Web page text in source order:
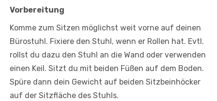
Vorbereitung
Komme zum Sitzen möglichst weit vorne auf deinen
Bürostuhl. Fixiere den Stuhl, wenn er Rollen hat. Evtl.
rollst du dazu den Stuhl an die Wand oder verwenden
einen Keil. Sitzt du mit beiden Füßen auf dem Boden.
Spüre dann dein Gewicht auf beiden Sitzbeinhöcker
auf der Sitzfläche des Stuhls.